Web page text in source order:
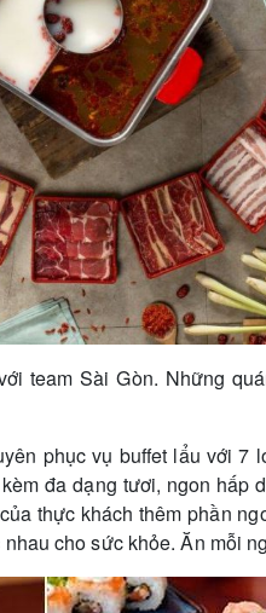
team Sài Gòn. Những
phục vụ buffet lẩu với 7
đa dạng tươi, ngon hấp
thực khách thêm phần
cho sức khỏe. Ăn mỗi